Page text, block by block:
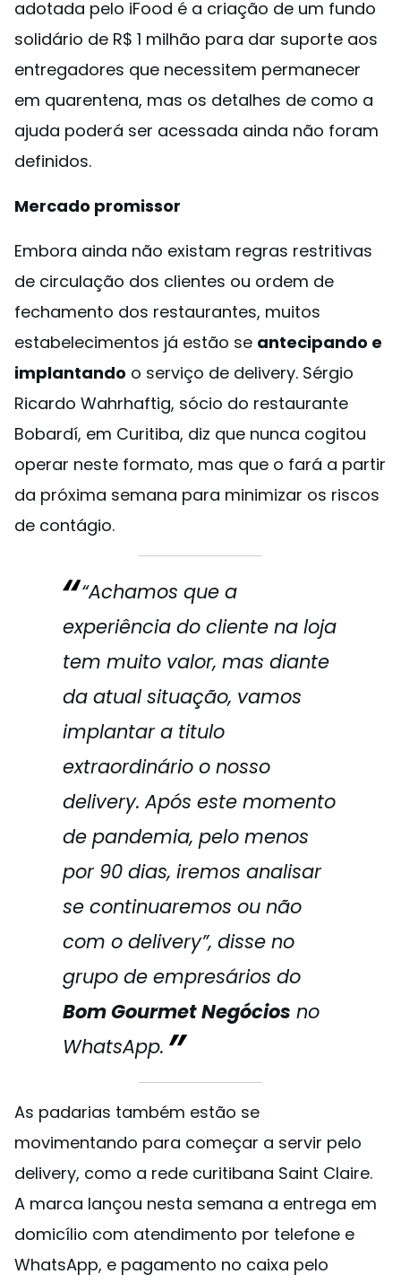
adotada pelo iFood é a criação de um fundo
solidário de R$ 1 milhão para dar suporte aos
entregadores que necessitem permanecer
em quarentena, mas os detalhes de como a
ajuda poderá ser acessada ainda não foram
definidos.
Mercado promissor
Embora ainda não existam regras restritivas
de circulação dos clientes ou ordem de
fechamento dos restaurantes, muitos
estabelecimentos já estão se antecipando e
implantando o serviço de delivery. Sérgio
Ricardo Wahrhaftig, sócio do restaurante
Bobardí, em Curitiba, diz que nunca cogitou
operar neste formato, mas que o fará a partir
da próxima semana para minimizar os riscos
de contágio.
“Achamos que a
experiência do cliente na loja
tem muito valor, mas diante
da atual situação, vamos
implantar a titulo
extraordinário o nosso
delivery. Após este momento
de pandemia, pelo menos
por 90 dias, iremos analisar
se continuaremos ou não
com o delivery”, disse no
grupo de empresários do
Bom Gourmet Negócios no
WhatsApp.
As padarias também estão se
movimentando para começar a servir pelo
delivery, como a rede curitibana Saint Claire.
A marca lançou nesta semana a entrega em
domicílio com atendimento por telefone e
WhatsApp, e pagamento no caixa pelo